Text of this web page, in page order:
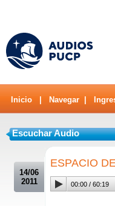
Inicio Navegar
Escuchar Audio
14/06
2011
ESPACIO
00:00 / 60:19